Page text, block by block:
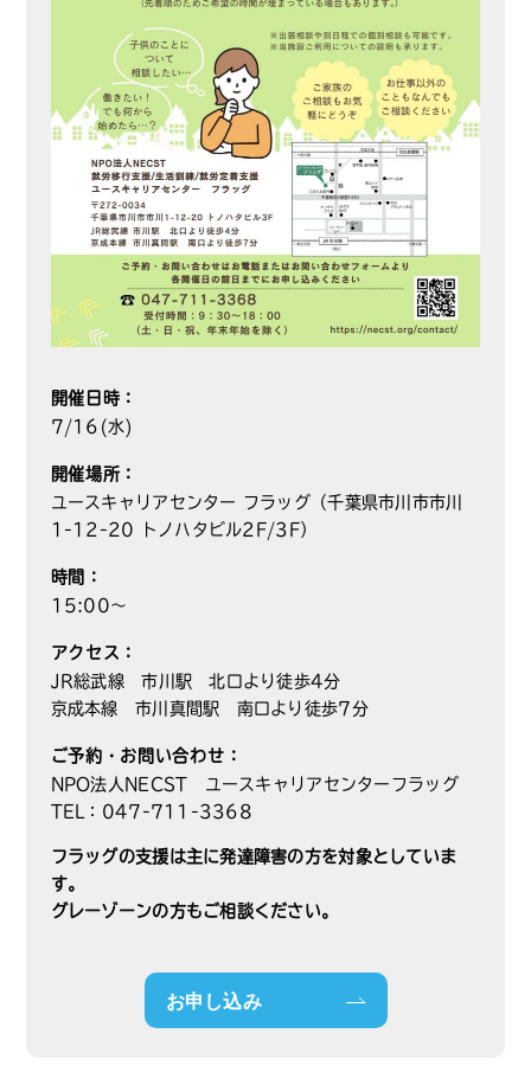
開催日時：
7/16(水)
開催場所：
ユースキャリアセンター フラッグ（千葉県市川市市川
1-12-20 トノハタビル2F/3F）
時間：
15:00～
アクセス：
JR総武線 市川駅 北口より徒歩4分
京成本線 市川真間駅 南口より徒歩7分
ご予約・お問い合わせ：
NPO法人NECST ユースキャリアセンターフラッグ
TEL：047-711-3368
フラッグの支援は主に発達障害の方を対象としていま
す。
グレーゾーンの方もご相談ください。
お申し込み